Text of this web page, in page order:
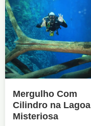
Mergulho Com
Cilindro na Lagoa
Misteriosa